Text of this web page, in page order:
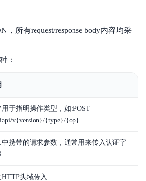
，所有request/response body内容均采
：
用于指明操作类型，如:POST
v{version}/{type}/{op}
中携带的请求参数，通常用来传入认证字
HTTP头域传入